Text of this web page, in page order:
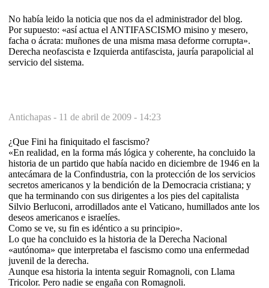
No había leido la noticia que nos da el administrador del blog.
Por supuesto: «así actua el ANTIFASCISMO misino y mesero,
facha o ácrata: muñones de una misma masa deforme corrupta».
Derecha neofascista e Izquierda antifascista, jauría parapolicial al
servicio del sistema.
Antichapas - 11 de abril de 2009 - 14:23
¿Que Fini ha finiquitado el fascismo?
«En realidad, en la forma más lógica y coherente, ha concluido la
historia de un partido que había nacido en diciembre de 1946 en la
antecámara de la Confindustria, con la protección de los servicios
secretos americanos y la bendición de la Democracia cristiana; y
que ha terminando con sus dirigentes a los pies del capitalista
Silvio Berluconi, arrodillados ante el Vaticano, humillados ante los
deseos americanos e israelíes.
Como se ve, su fin es idéntico a su principio».
Lo que ha concluido es la historia de la Derecha Nacional
«autónoma» que interpretaba el fascismo como una enfermedad
juvenil de la derecha.
Aunque esa historia la intenta seguir Romagnoli, con Llama
Tricolor. Pero nadie se engaña con Romagnoli.